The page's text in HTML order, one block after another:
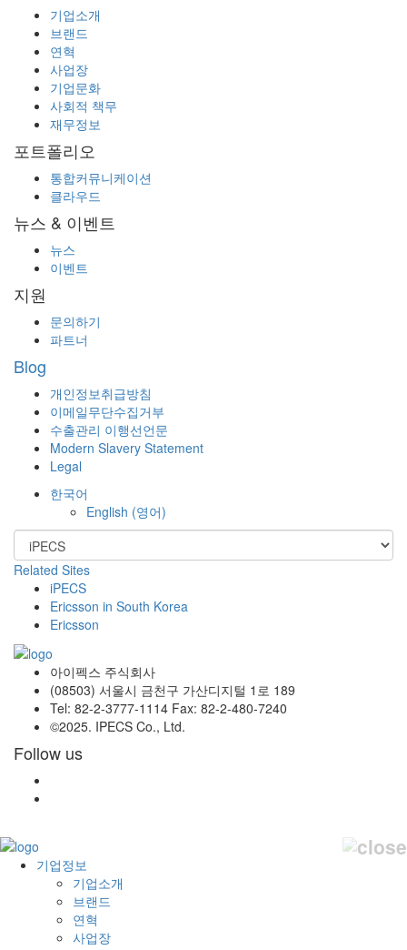
기업소개
브랜드
연혁
사업장
기업문화
사회적 책무
재무정보
포트폴리오
통합커뮤니케이션
클라우드
뉴스 & 이벤트
뉴스
이벤트
지원
문의하기
파트너
Blog
개인정보취급방침
이메일무단수집거부
수출관리 이행선언문
Modern Slavery Statement
Legal
한국어
English (영어)
Related Sites
iPECS
Ericsson in South Korea
Ericsson
아이펙스 주식회사
(08503) 서울시 금천구 가산디지털 1로 189
Tel: 82-2-3777-1114 Fax: 82-2-480-7240
©2025. IPECS Co., Ltd.
Follow us
기업정보
기업소개
브랜드
연혁
사업장